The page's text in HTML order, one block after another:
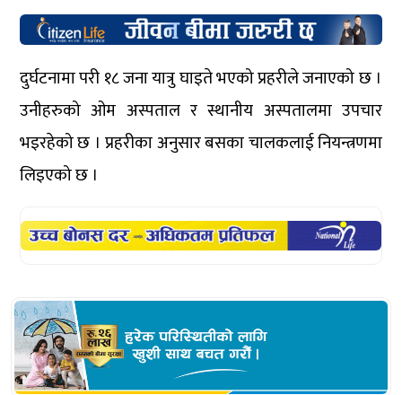
दुर्घटनामा परी १८ जना यात्रु घाइते भएको प्रहरीले जनाएको छ ।
उनीहरुको ओम अस्पताल र स्थानीय अस्पतालमा उपचार
भइरहेको छ । प्रहरीका अनुसार बसका चालकलाई नियन्त्रणमा
लिइएको छ ।